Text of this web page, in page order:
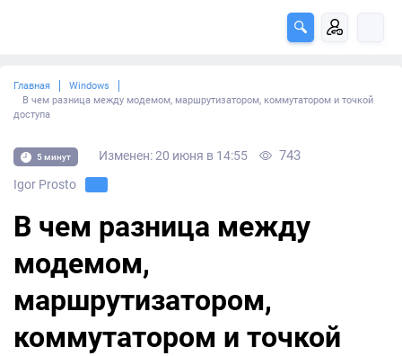
Главная
Windows
В чем разница между модемом, маршрутизатором, коммутатором и точкой
доступа
5 минут Изменен: 20 июня в 14:55 743
Igor Prosto
В чем разница между
модемом,
маршрутизатором,
коммутатором и точкой